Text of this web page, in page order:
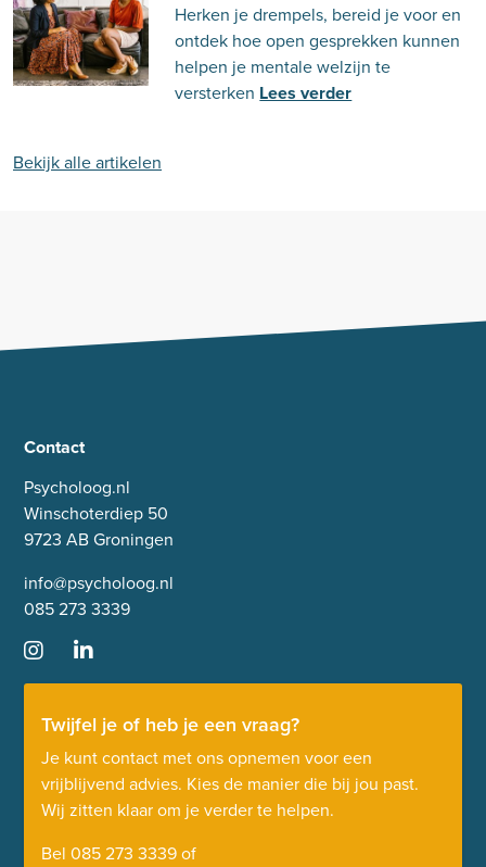
Herken je drempels, bereid je voor en
ontdek hoe open gesprekken kunnen
helpen je mentale welzijn te
versterken Lees verder
Bekijk alle artikelen
Contact
Psycholoog.nl
Winschoterdiep 50
9723 AB Groningen
info@psycholoog.nl
085 273 3339
Twijfel je of heb je een vraag?
Je kunt contact met ons opnemen voor een
vrijblijvend advies. Kies de manier die bij jou past.
Wij zitten klaar om je verder te helpen.
Bel 085 273 3339of